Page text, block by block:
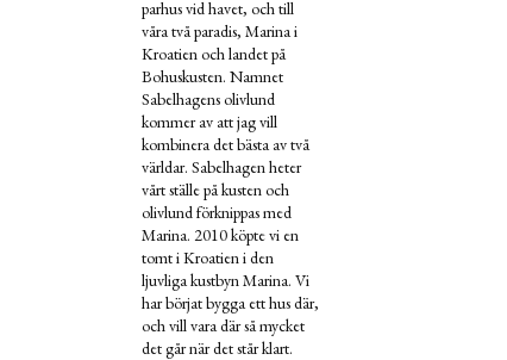
parhus vid havet, och till
våra två paradis, Marina i
Kroatien och landet på
Bohuskusten. Namnet
Sabelhagens olivlund
kommer av att jag vill
kombinera det bästa av två
världar. Sabelhagen heter
vårt ställe på kusten och
olivlund förknippas med
Marina. 2010 köpte vi en
tomt i Kroatien i den
ljuvliga kustbyn Marina. Vi
har börjat bygga ett hus där,
och vill vara där så mycket
det går när det står klart.